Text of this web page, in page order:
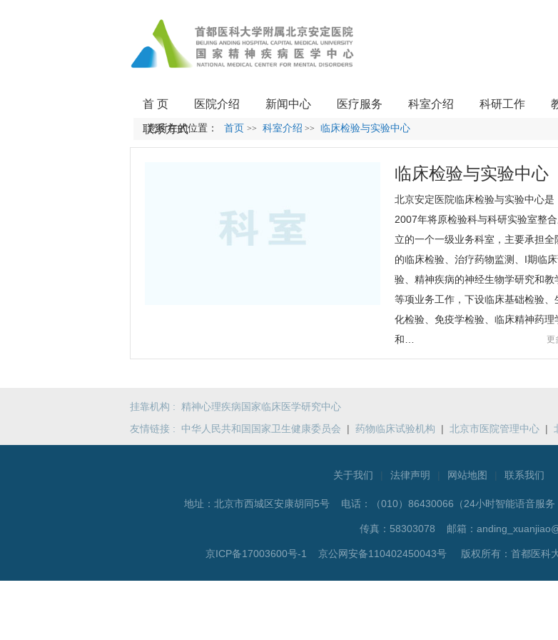
首 页 医院介绍 新闻中心 医疗服务 科室介绍 科研工作
联系方式
您所在的位置： 首页 >> 科室介绍 >> 临床检验与实验中心
临床检验与实验中心
北京安定医院临床检验与实验中心是
2007年将原检验科与科研实验室整
立的一个一级业务科室，主要承担全
的临床检验、治疗药物监测、I期临
验、精神疾病的神经生物学研究和教
等项业务工作，下设临床基础检验、
化检验、免疫学检验、临床精神药理
和…
更
挂靠机构 : 精神心理疾病国家临床医学研究中心
友情链接 : 中华人民共和国国家卫生健康委员会 | 药物临床试验机构 | 北京市医院管理中心 |
关于我们 法律声明 网站地图 联系我们
地址：北京市西城区安康胡同5号 电话： （010）86430066（24小时智能语音服
传真：58303078 邮箱：
京ICP备17003600号-1 京公网安备110402450043号 版权所有：首都医科